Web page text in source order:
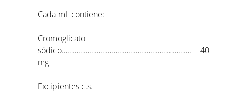
Cada mL contiene:
Cromoglicato
sódico……………………………………………………………. 40
mg
Excipientes c.s.